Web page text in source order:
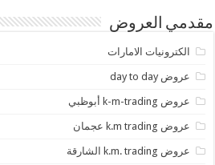
مقدمي العروض
الكترونيات الامارات
عروض day to day
عروض k-m-trading أبوظبي
عروض k.m trading عجمان
عروض k.m. trading الشارقة